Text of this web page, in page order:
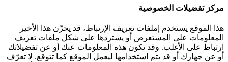
مركز تفضيلات الخصوصية
هذا الموقع يستخدم إملفات تعريف الإرتباط، قد يخزّن هذا الأخير
المعلومات على المستعرض أو يستردها على شكل ملفات تعريف
ارتباط على الأغلب. وقد تكون هذه المعلومات عنك أو عن تفضيلاتك
أو عن جهازك أو قد يتم استخدامها ليعمل الموقع كما تتوقع. لا تعرّف